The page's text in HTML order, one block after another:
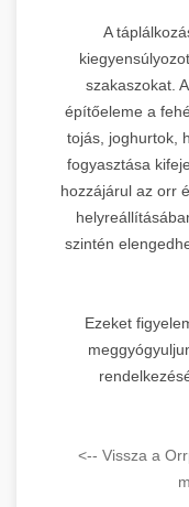
A
szakaszokat.
építőeleme a
tojás, joghurtok,
fogyasztása
hozzájárul az orr
szintén
Ezeket
<-- Vissza a